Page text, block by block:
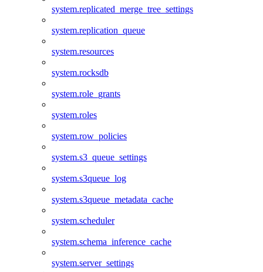
system.replicated_merge_tree_settings
system.replication_queue
system.resources
system.rocksdb
system.role_grants
system.roles
system.row_policies
system.s3_queue_settings
system.s3queue_log
system.s3queue_metadata_cache
system.scheduler
system.schema_inference_cache
system.server_settings